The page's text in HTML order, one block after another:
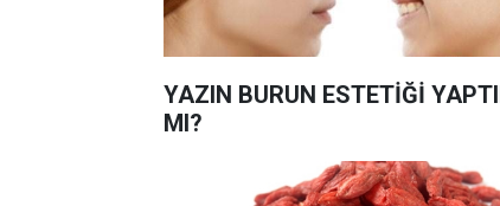
YAZIN BURUN ESTETİĞİ
MI?